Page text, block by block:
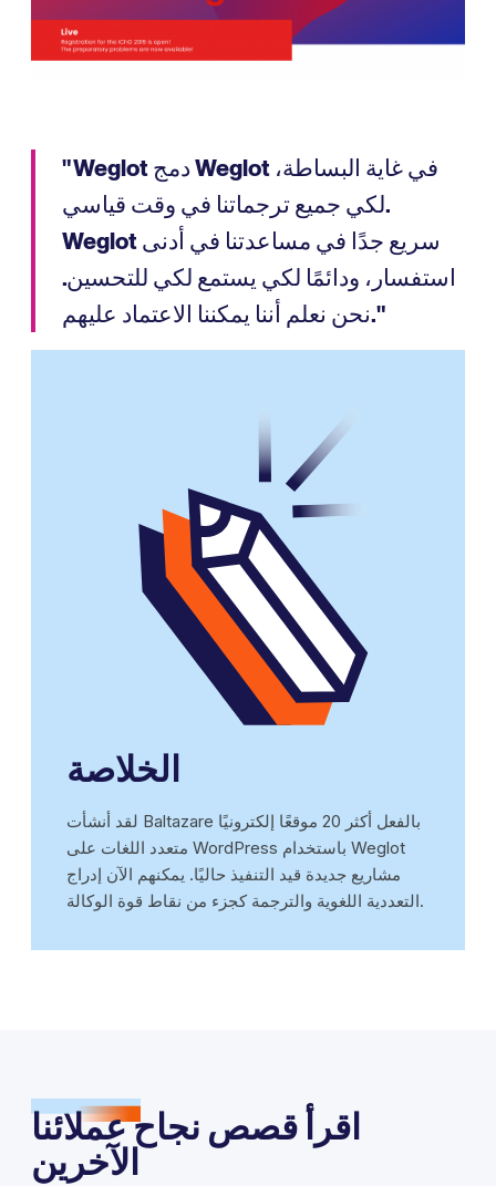
" Weglot دمج Weglot في غاية البساطة،
لكي جميع ترجماتنا في وقت قياسي.
Weglot سريع جدًا في مساعدتنا في أدنى
استفسار، ودائمًا لكي يستمع لكي للتحسين.
نحن نعلم أننا يمكننا الاعتماد عليهم."
الخلاصة
لقد أنشأت Baltazare بالفعل أكثر 20 موقعًا إلكترونيًا
متعدد اللغات على WordPress باستخدام Weglot
مشاريع جديدة قيد التنفيذ حاليًا. يمكنهم الآن إدراج
التعددية اللغوية والترجمة كجزء من نقاط قوة الوكالة.
اقرأ قصص نجاح عملائنا
الآخرين